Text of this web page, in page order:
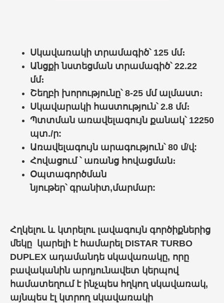
Սկավառակի տրամագիծ՝125 մմ։
Անցքի նստեցման տրամագիծ՝22.22
մմ։
Շեղբի խորությունը՝ 8-25 մմ ալմաստ։
Սկավարակի հաստություն՝2.8 մմ։
Պտտման առավելագույն քանակ՝12250
պտ./ր:
Առավելագույն արագություն՝80 մ/վ:
Հովացում ՝ առանց հովացման։
Օպտագործման
նյութեր՝ գրանիտ,մարմար:
Հղկելու և կտրելու լավագույն գործիքներից
մեկը կարելի է համարել DISTAR TURBO
DUPLEX ադամանդե սկավառակը, որը
բավականին արդյունավետ կերպով
համատեղում է ինչպես հղկող սկավառակ,
այնպես էլ կտրող սկավառակի